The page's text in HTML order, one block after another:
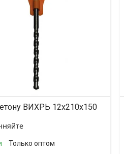
ВИХРЬ 12x210x150
Только оптом